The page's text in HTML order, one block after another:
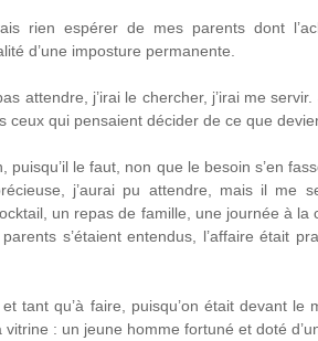
rien espérer de mes parents dont
d’une imposture permanente.
attendre, j’irai le chercher, j’irai me
ceux qui pensaient décider de ce que
le faut, non que le besoin s’en
j’aurai pu attendre, mais il me
un repas de famille, une journée à
s’étaient entendus, l’affaire était
tant qu’à faire, puisqu’on était devant
: un jeune homme fortuné et doté